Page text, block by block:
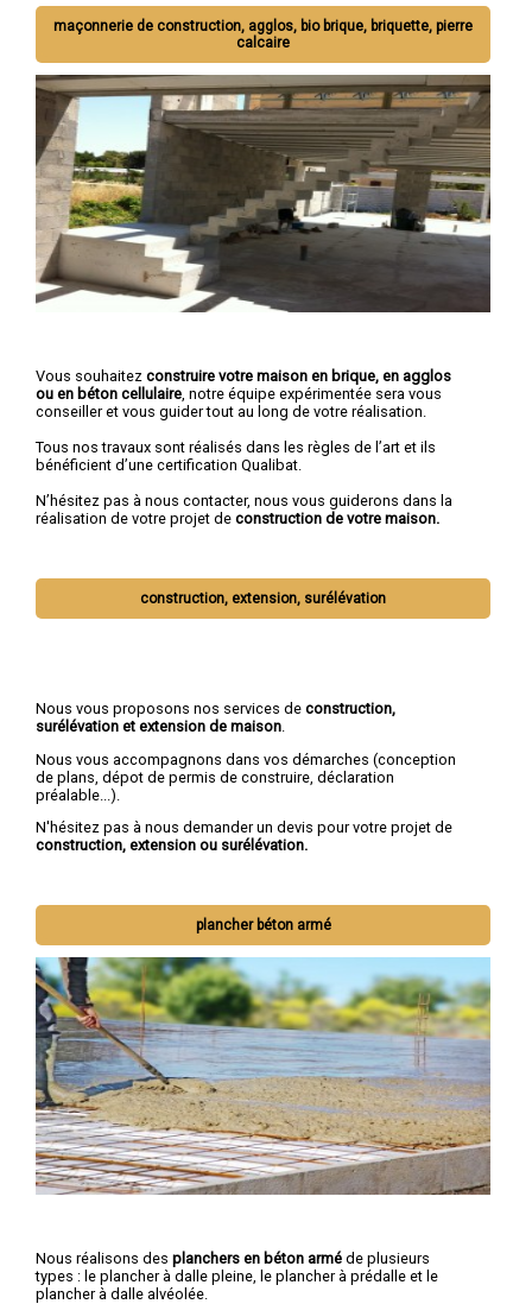
maçonnerie de construction, agglos, bio brique, briquette, pierre
calcaire
Vous souhaitez construire votre maison en brique, en agglos
ou en béton cellulaire, notre équipe expérimentée sera vous
conseiller et vous guider tout au long de votre réalisation.
Tous nos travaux sont réalisés dans les règles de l’art et ils
bénéficient d’une certification Qualibat.
N’hésitez pas à nous contacter, nous vous guiderons dans la
réalisation de votre projet de construction de votre maison.
construction, extension, surélévation
Nous vous proposons nos services de construction,
surélévation et extension de maison
Nous vous accompagnons dans vos démarches (conception
de plans, dépot de permis de construire, déclaration
préalable...).
N'hésitez pas à nous demander un devis pour votre projet de
construction, extension ou surélévation.
plancher béton armé
Nous réalisons des planchers en béton armé de plusieurs
types : le plancher à dalle pleine, le plancher à prédalle et le
plancher à dalle alvéolée.